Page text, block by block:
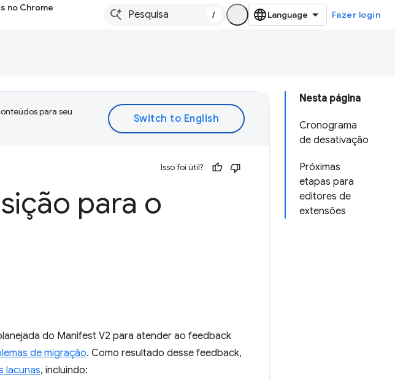
no Chrome
/ Fazer login
Nesta página
Cronograma
de desativação
Próximas
etapas para
editores de
extensões
para seu
Isso foi útil?
para o
do Manifest V2 para atender ao feedback
de migração. Como resultado desse feedback,
lacunas, incluindo: